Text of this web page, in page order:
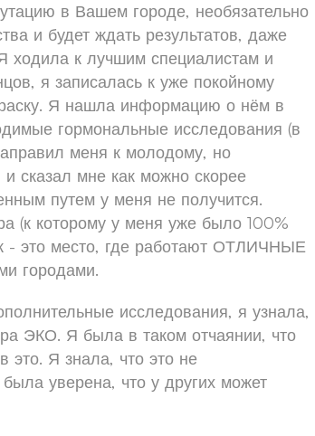
в Вашем городе, необязательно
и будет ждать результатов, даже
ходила к лучшим специалистам и
я записалась к уже покойному
Я нашла информацию о нём в
гормональные исследования (в
меня к молодому, но
сказал мне как можно скорее
путем у меня не получится.
(к которому у меня уже было 100%
- это место, где работают ОТЛИЧНЫЕ
городами.
исследования, я узнала,
ЭКО. Я была в таком отчаянии, что
это. Я знала, что это не
уверена, что у других может